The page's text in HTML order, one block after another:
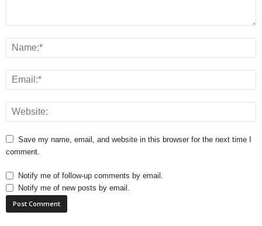
Save my name, email, and website in this browser for the next time I
comment.
Notify me of follow-up comments by email.
Notify me of new posts by email.